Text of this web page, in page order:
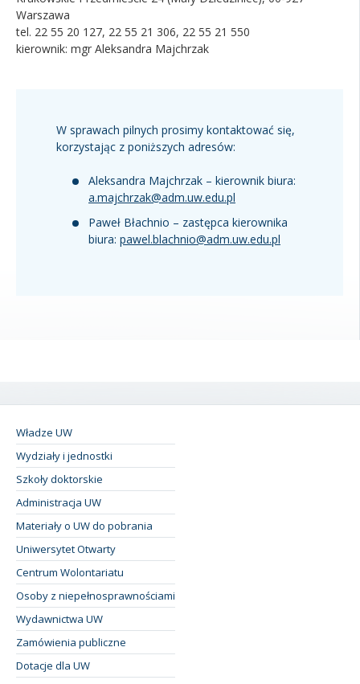
Kandydat
Warszawa
tel. 22 55 20 127, 22 55 21 306, 22 55 21 550
kierownik: mgr Aleksandra Majchrzak
W sprawach pilnych prosimy kontaktować się,
korzystając z poniższych adresów:
Aleksandra Majchrzak – kierownik biura:
a.majchrzak@adm.uw.edu.pl
Paweł Błachnio – zastępca kierownika
biura: pawel.blachnio@adm.uw.edu.pl
Władze UW
Wydziały i jednostki
Szkoły doktorskie
Administracja UW
Materiały o UW do pobrania
Uniwersytet Otwarty
Centrum Wolontariatu
Osoby z niepełnosprawnościami
Wydawnictwa UW
Zamówienia publiczne
Dotacje dla UW